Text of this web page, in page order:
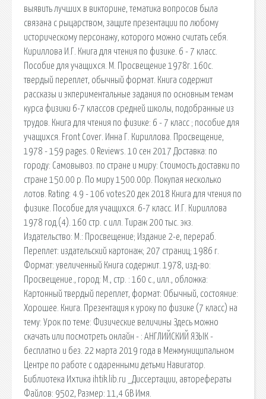
выявить лучших в викторине, тематика вопросов была
связана с рыцарством, защите презентации по любому
историческому персонажу, которого можно считать себя.
Кириллова И.Г. Книга для чтения по физике. 6 - 7 класс.
Пособие для учащихся. М. Просвещение 1978г. 160с.
твердый переплет, обычный формат. Книга содержит
рассказы и экпериментальные задания по основным темам
курса физики 6-7 классов средней школы, подобранные из
трудов. Книга для чтения по физике: 6 - 7 класс ; пособие для
учащихся. Front Cover. Инна Г. Кириллова. Просвещение,
1978 - 159 pages. 0 Reviews. 10 сен 2017 Доставка: по
городу: Самовывоз. по стране и миру: Стоимость доставки по
стране 150.00 р. По миру 1500.00р. Покупая несколько
лотов. Rating: 4.9 - 106 votes20 дек 2018 Книга для чтения по
физике. Пособие для учащихся. 6-7 класс. И.Г. Кириллова
1978 год.(4). 160 стр. с илл. Тираж 200 тыс. экз.
Издательство: М.: Просвещение; Издание 2-е, перераб.
Переплет: издательский картонаж; 207 страниц; 1986 г.
Формат: увеличенный Книга содержит. 1978, изд-во:
Просвещение., город: М., стр. : 160 с., илл., обложка:
Картонный твердый переплет, формат: Обычный, состояние:
Хорошее. Книга. Презентация к уроку по физике (7 класс) на
тему: Урок по теме: Физические величины Здесь можно
скачать или посмотреть онлайн - : АНГЛИЙСКИЙ ЯЗЫК -
бесплатно и без. 22 марта 2019 года в Межмуниципальном
Центре по работе с одаренными детьми Навигатор.
Библиотека Ихтика ihtik.lib.ru _Диссертации, авторефераты
Файлов: 9502, Размер: 11,4 GB Имя.